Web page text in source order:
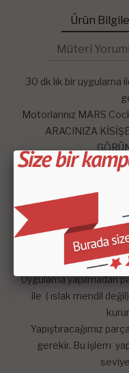
Ürün
Müteri
30 dk lık bir
Motorlarınız MARS
ARACINIZA
ORJİNAL
KOLAY
YILLARCA
Uygulama yapılmadan
ile ( ıslak mendil
Yapıştıracağımız
gerekir. Bu işlem